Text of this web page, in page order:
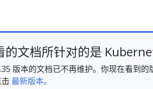
的文档所针对的是
版本的文档已不再维护。你现在看到的
最新版本。